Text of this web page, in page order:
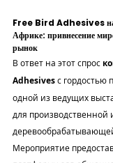
Free Bird Adhesives
Африке: привнесение
рынок
В ответ на этот спрос
Adhesives с гордостью
одной из ведущих
для производственной
Мероприятие